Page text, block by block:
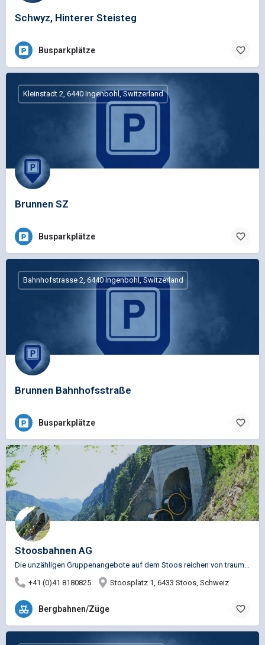
Schwyz, Hinterer Steisteg
Busparkplätze
Brunnen SZ
Kleinstadt 2, 6440 Ingenbohl, Switzerland
Busparkplätze
Brunnen Bahnhofsstraße
Bahnhofstrasse 2, 6440 Ingenbohl, Switzerland
Busparkplätze
Stoosbahnen AG
+41 (0)41 8180825
Stoosplatz 1, 6433 Stoos, Schweiz
Bergbahnen/Züge